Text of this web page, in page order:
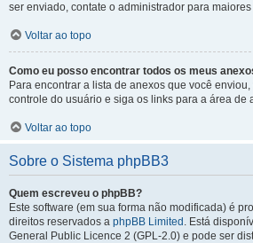
ser enviado, contate o administrador para
Voltar ao topo
Como eu posso encontrar todos os meus
Para encontrar a lista de anexos que você
controle do usuário e siga os links para a área de
Voltar ao topo
Sobre o Sistema phpBB3
Quem escreveu o phpBB?
Este software (em sua forma não modificada) é
direitos reservados a phpBB Limited . Está
General Public Licence 2 (GPL-2.0) e pode ser